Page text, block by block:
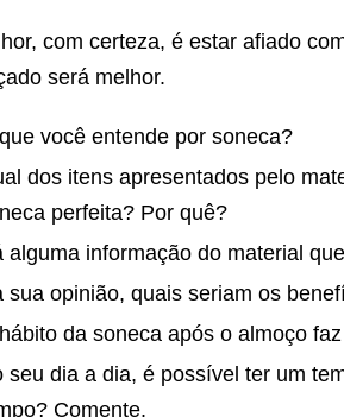
com certeza, é estar afiado
será melhor.
você entende por soneca?
dos itens apresentados pelo
perfeita? Por quê?
alguma informação do material
sua opinião, quais seriam os
da soneca após o almoço
seu dia a dia, é possível ter um
Comente.